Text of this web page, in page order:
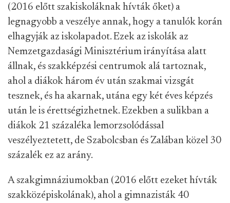
(2016 előtt szakiskoláknak hívták őket) a
legnagyobb a veszélye annak, hogy a tanulók korán
elhagyják az iskolapadot. Ezek az iskolák az
Nemzetgazdasági Minisztérium irányítása alatt
állnak, és szakképzési centrumok alá tartoznak,
ahol a diákok három év után szakmai vizsgát
tesznek, és ha akarnak, utána egy két éves képzés
után le is érettségizhetnek. Ezekben a sulikban a
diákok 21 százaléka lemorzsolódással
veszélyeztetett, de Szabolcsban és Zalában közel 30
százalék ez az arány.
A szakgimnáziumokban (2016 előtt ezeket hívták
szakközépiskolának), ahol a gimnazisták 40